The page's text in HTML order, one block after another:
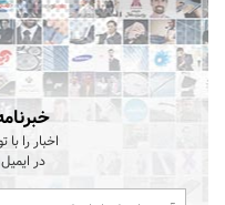
اخبار را
در